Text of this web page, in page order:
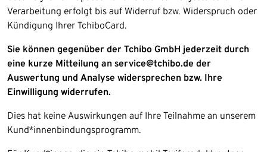
Verarbeitung erfolgt bis auf Widerruf bzw. Widerspruch oder
Kündigung Ihrer TchiboCard.
Sie können gegenüber der Tchibo GmbH jederzeit durch
eine kurze Mitteilung an service@tchibo.de der
Auswertung und Analyse widersprechen bzw. Ihre
Einwilligung widerrufen.
Dies hat keine Auswirkungen auf Ihre Teilnahme an unserem
Kund*innenbindungsprogramm.